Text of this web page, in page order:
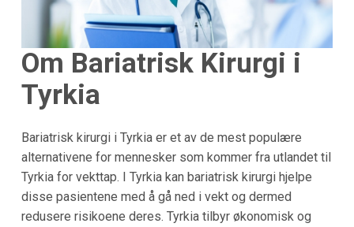
Om Bariatrisk Kirurgi i
Tyrkia
Bariatrisk kirurgi i Tyrkia er et av de mest populære
alternativene for mennesker som kommer fra utlandet til
Tyrkia for vekttap. I Tyrkia kan bariatrisk kirurgi hjelpe
disse pasientene med å gå ned i vekt og dermed
redusere risikoene deres. Tyrkia tilbyr økonomisk og